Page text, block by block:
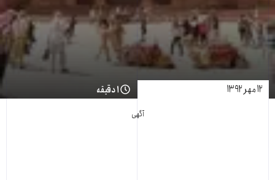
۱۲ مهر ۱۳۹۲ ۱ دقیقه
آگهی